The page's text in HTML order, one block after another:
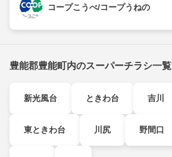
コープこうべ/コープうねの
豊能郡豊能町内のスーパーチラシ一覧
新光風台 ときわ台 吉川
東ときわ台 川尻 野間口